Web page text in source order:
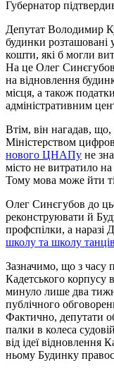
Губернатор
Депутат Володимир
будинки розташовані
кошти, які б могли
На це Олег
на відновлення
місця, а також
адміністративним
Втім, він нагадав, що,
Міністерством
нового ЦНАПу не
місто не витратило
Тому мова може йти
Олег Синєгубов до
реконструювати й
профспілки, а
школу та школу танців
Зазначимо, що з часу
Кадетського корпусу
минуло лише два
публічного
Фактично, депутати
палки в колеса
від ідеї відновлення
ньому Будинку